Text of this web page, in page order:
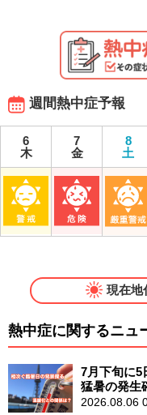
週間熱中症予報
6
木
7
金
8
土
現在地
熱中症に関するニュ
7月下旬に
猛暑の発生
2026.08.06